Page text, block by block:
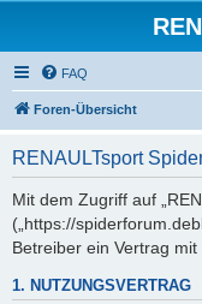
FAQ
Foren-Übersicht
RENAULTsport
Mit dem Zugriff auf
(„https://
Betreiber ein Vertrag
1. NUTZUNGSVERTRAG